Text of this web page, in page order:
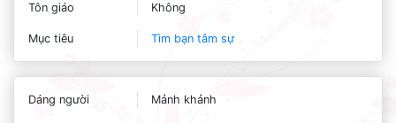
Tôn giáo Không
Mục tiêu Tìm bạn tâm sự
Dáng người Mảnh khảnh